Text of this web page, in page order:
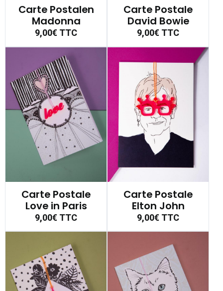
Carte Postalen
Madonna
9,00€TTC
Carte Postale
David Bowie
9,00€TTC
Carte Postale
Love in Paris
9,00€TTC
Carte Postale
Elton John
9,00€TTC